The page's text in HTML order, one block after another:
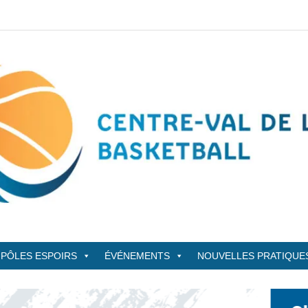
PÔLES ESPOIRS ÉVÉNEMENTS NOUVELLES